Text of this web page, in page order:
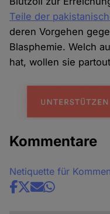
Teile der
deren Vorgehen
Blasphemie. Welch
hat, wollen sie
Kommentare
Netiquette für
Share